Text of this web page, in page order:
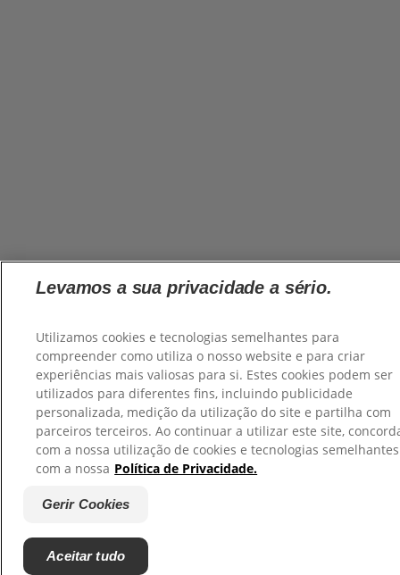
Levamos a sua privacidade a sério.
Utilizamos cookies e tecnologias semelhantes para
compreender como utiliza o nosso website e para criar
experiências mais valiosas para si. Estes cookies podem ser
utilizados para diferentes fins, incluindo publicidade
personalizada, medição da utilização do site e partilha com
parceiros terceiros. Ao continuar a utilizar este site,
com a nossa utilização de cookies e tecnologias
com a nossa Política de Privacidade.
Gerir Cookies
Aceitar tudo